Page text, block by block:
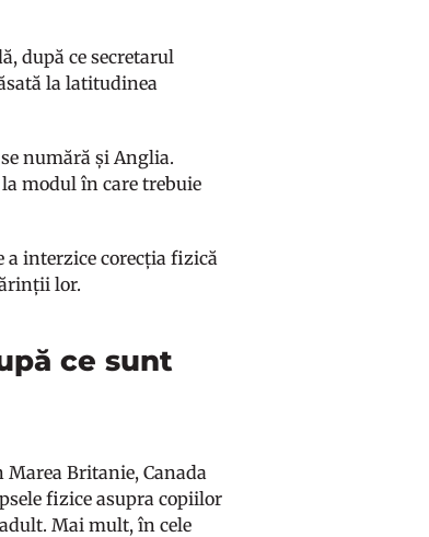
după ce secretarul
la latitudinea
numără și Anglia.
modul în care trebuie
a interzice corecția fizică
lor.
ce sunt
Britanie, Canada
fizice asupra copiilor
Mai mult, în cele